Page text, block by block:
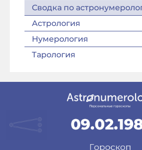
Сводка по
Астрология
Нумерология
Тарология